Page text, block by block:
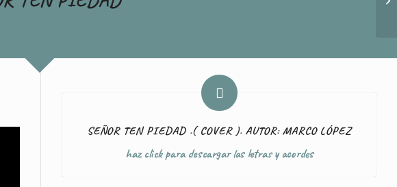
SEÑOR TEN PIEDAD .( COVER ). AUTOR: MARCO LÓPEZ
haz click para descargar las letras y acordes